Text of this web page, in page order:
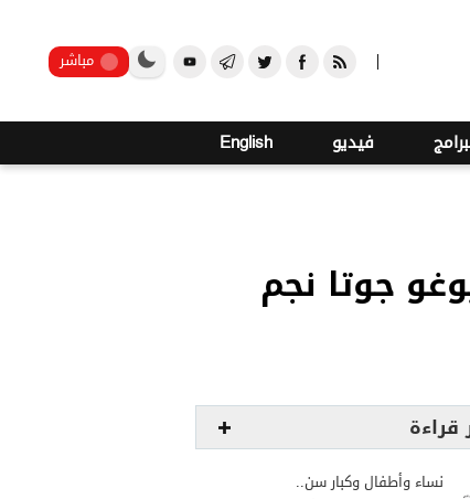
مباشر
البرامج فيديو English
جوتا نجم
قراءة
نساء وأطفال وكبار سن..